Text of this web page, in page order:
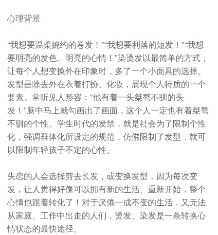
心理背景
“我想要温柔婉约的卷发！”“我想要利落的短发！”“我想
要明亮的发色、明亮的心情！”染烫发以最简单的方式，
让每个人想变换外在印象时，多了一个小面具的选择。
发型是除去外在衣着打扮、化妆，展现个人特质的一个
要素。常听见人形容：“他有着一头桀骜不驯的头
发！”脑中马上就勾画出了画面，这个人一定也有着桀骜
不驯的个性。学生时代的发禁，就是社会为了限制个性
化，强调群体化所设定的规范，仿佛限制了发型，就可
以限制年轻孩子不定的心性。
失恋的人会选择剪去长发，或变换发型，因为每次变
发，让人觉得好像可以拥有新的生活、重新开始，整个
心情也跟着转化了！对于厌倦一成不变的生活，又无法
从家庭、工作中出走的人们，烫发、染发是一条转换心
情状态的最快途径。